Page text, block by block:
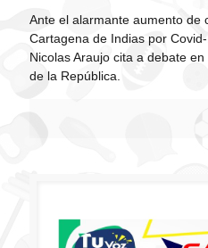
Ante el alarmante aumento de
Cartagena de Indias por
Nicolas Araujo cita a debate
de la República.